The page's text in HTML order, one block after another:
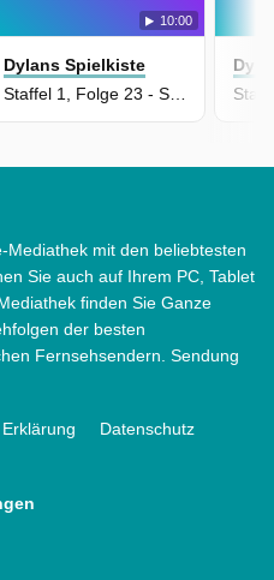
10:00
Dylans Spielkiste
Staffel 1, Folge 23 - Schülerlotse
Mediathek mit den beliebtesten
Sie auch auf Ihrem PC, Tablet
finden Sie Ganze
der besten
Fernsehsendern. Sendung
Erklärung
Datenschutz